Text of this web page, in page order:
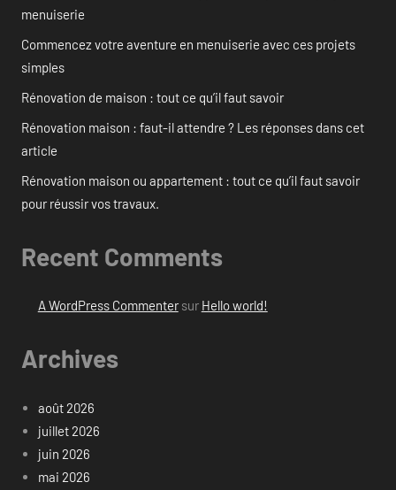
menuiserie
Commencez votre aventure en menuiserie avec ces projets
simples
Rénovation de maison : tout ce qu’il faut savoir
Rénovation maison : faut-il attendre ? Les réponses dans cet
article
Rénovation maison ou appartement : tout ce qu’il faut savoir
pour réussir vos travaux.
Recent Comments
A WordPress Commentersur Hello world!
Archives
août 2026
juillet 2026
juin 2026
mai 2026